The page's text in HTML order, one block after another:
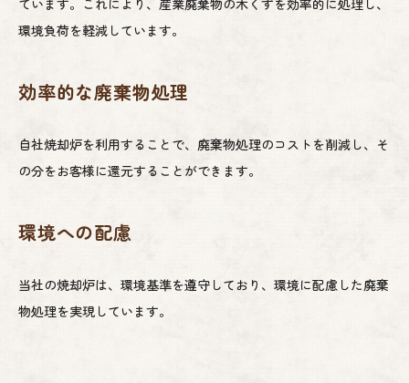
環境負荷を軽減しています。
効率的な廃棄物処理
自社焼却炉を利用することで、廃棄物処理のコストを削減し、そ
の分をお客様に還元することができます。
環境への配慮
当社の焼却炉は、環境基準を遵守しており、環境に配慮した廃棄
物処理を実現しています。